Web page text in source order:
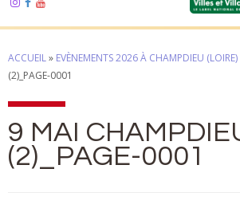
ACCUEIL» EVÈNEMENTS 2026 À CHAMPDIEU (LOIRE)
(2)_PAGE-0001
9 MAI
(2)_PAGE-0001